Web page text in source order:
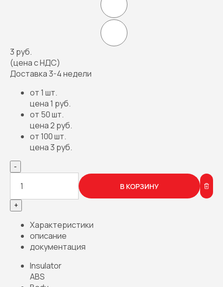
3 руб.
(цена с НДС)
Доставка 3-4 недели
от 1 шт.
цена 1 руб.
от 50 шт.
цена 2 руб.
от 100 шт.
цена 3 руб.
-
+
В КОРЗИНУ
Характеристики
описание
документация
Insulator
ABS